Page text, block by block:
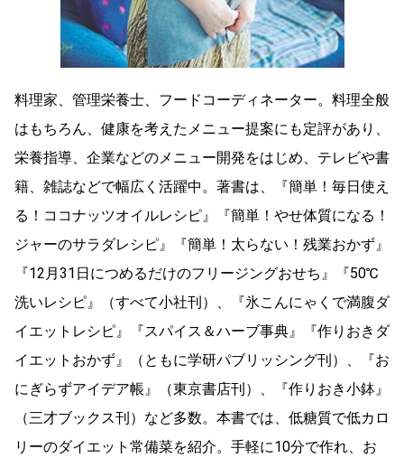
料理家、管理栄養士、フードコーディネーター。料理全般
はもちろん、健康を考えたメニュー提案にも定評があり、
栄養指導、企業などのメニュー開発をはじめ、テレビや書
籍、雑誌などで幅広く活躍中。著書は、『簡単！毎日使え
る！ココナッツオイルレシピ』『簡単！やせ体質になる！
ジャーのサラダレシピ』『簡単！太らない！残業おかず』
『12月31日につめるだけのフリージングおせち』『50℃
洗いレシピ』（すべて小社刊）、『氷こんにゃくで満腹ダ
イエットレシピ』『スパイス＆ハーブ事典』『作りおきダ
イエットおかず』（ともに学研パブリッシング刊）、『お
にぎらずアイデア帳』（東京書店刊）、『作りおき小鉢』
（三才ブックス刊）など多数。本書では、低糖質で低カロ
リーのダイエット常備菜を紹介。手軽に10分で作れ、お